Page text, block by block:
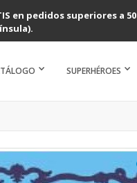
en pedidos superiores a 50
SUPERHÉROES